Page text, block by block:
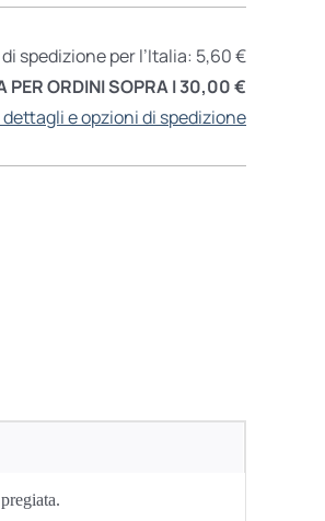
spedizione per l’Italia: 5,60 €
PER ORDINI SOPRA I 30,00 €
dettagli e opzioni di spedizione